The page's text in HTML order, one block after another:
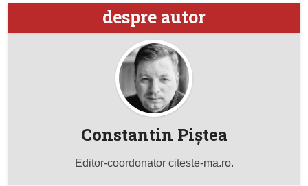
despre autor
Constantin Piştea
Editor-coordonator citeste-ma.ro.